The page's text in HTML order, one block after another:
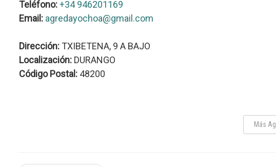
Teléfono:+34 946201169
Email: agredayochoa@gmail.com
Dirección: TXIBETENA, 9 A BAJO
Localización: DURANGO
Código Postal: 48200
Más